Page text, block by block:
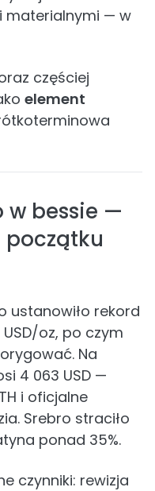
materialnymi — w
częściej
element
w bessie —
początku
ustanowiło rekord
oz, po czym
Na
4 063 USD —
i oficjalne
Srebro straciło
ponad 35%.
czynniki: rewizja